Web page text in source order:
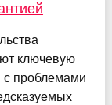
ключевую
с проблемами